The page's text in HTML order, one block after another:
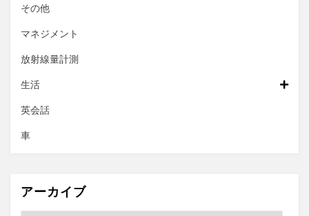
その他
マネジメント
放射線量計測
生活
英会話
車
アーカイブ